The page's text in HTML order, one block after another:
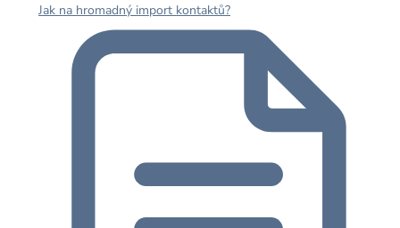
Jak na hromadný import kontaktů?